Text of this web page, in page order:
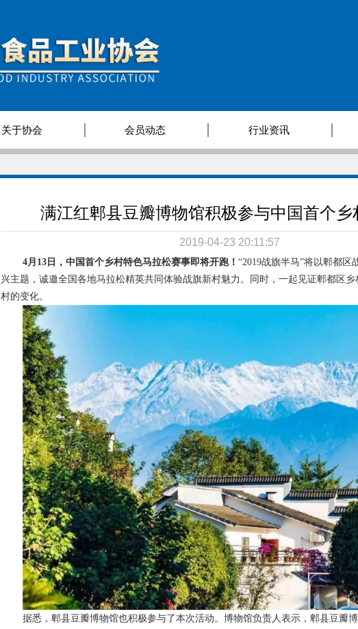
关于协会 会员动态 行业资讯
满江红郫县豆瓣博物馆积极参与中国首个乡
2019-04-23 20:11:57
4月13日，中国首个乡村特色马拉松赛事即将开跑！“2019战旗半马”将以郫都区
兴主题，诚邀全国各地马拉松精英共同体验战旗新村魅力。同时，一起见证郫都区
村的变化。
据悉，郫县豆瓣博物馆也积极参与了本次活动。博物馆负责人表示，郫县豆瓣